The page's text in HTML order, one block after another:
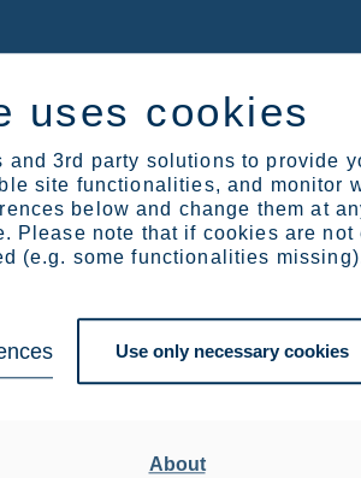
uses cookies
and 3rd party solutions to provide
site functionalities, and monitor
below and change them at
Please note that if cookies are not
(e.g. some functionalities
Use only necessary cookies
About